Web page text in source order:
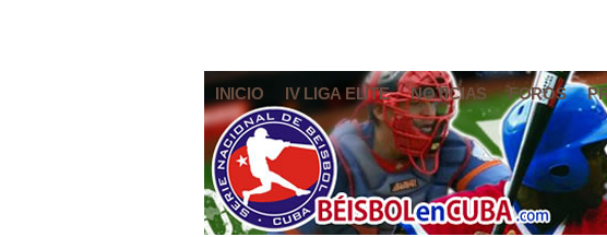
INICIO IV LIGA ELITE NOTICIAS FOROS